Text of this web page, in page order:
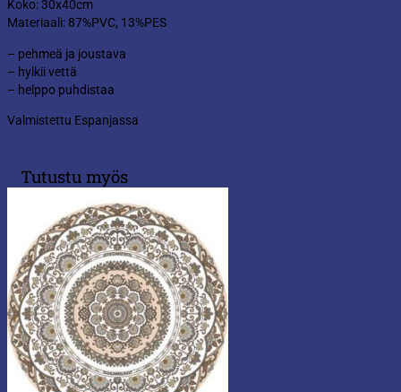
Koko: 30x40cm
Materiaali: 87%PVC, 13%PES
– pehmeä ja joustava
– hylkii vettä
– helppo puhdistaa
Valmistettu Espanjassa
Tutustu myös